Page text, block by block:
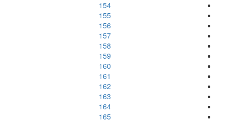
154
155
156
157
158
159
160
161
162
163
164
165